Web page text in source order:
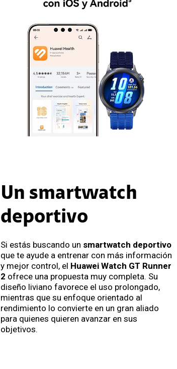
Un smartwatch
deportivo
Si estás buscando un smartwatch deportivo
que te ayude a entrenar con más información
y mejor control, el Huawei Watch GT Runner
2 ofrece una propuesta muy completa. Su
diseño liviano favorece el uso prolongado,
mientras que su enfoque orientado al
rendimiento lo convierte en un gran aliado
para quienes quieren avanzar en sus
objetivos.